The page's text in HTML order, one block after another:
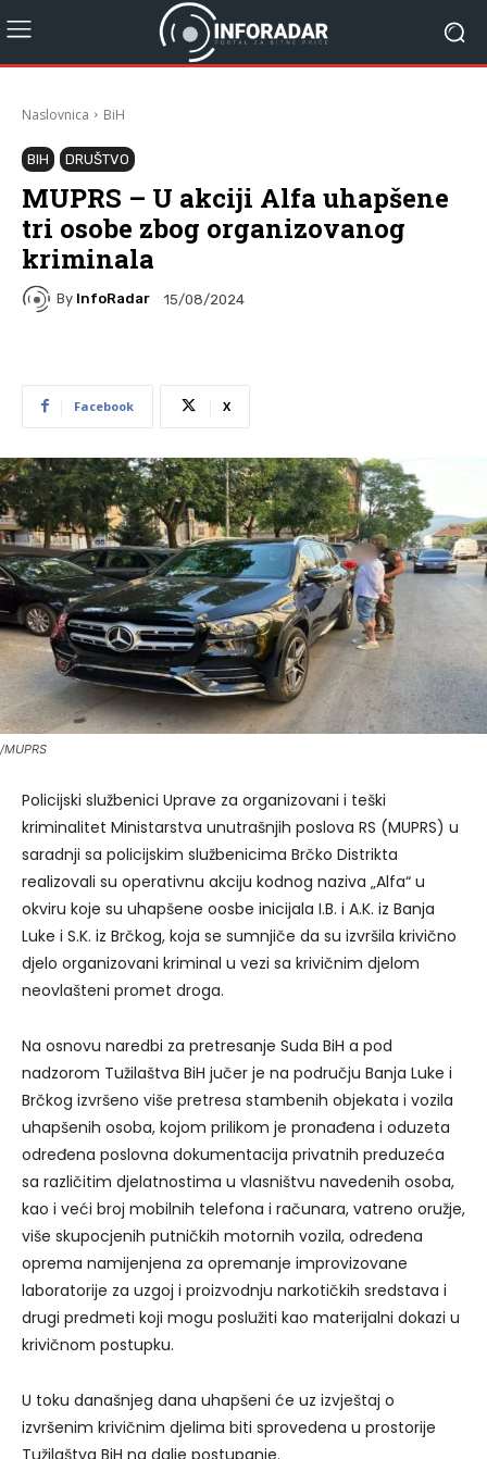
Naslovnica BiH
BIH DRUŠTVO
MUPRS – U akciji Alfa uhapšene
tri osobe zbog organizovanog
kriminala
By InfoRadar 15/08/2024
Facebook X
/MUPRS
Policijski službenici Uprave za organizovani i teški
kriminalitet Ministarstva unutrašnjih poslova RS (MUPRS) u
saradnji sa policijskim službenicima Brčko Distrikta
realizovali su operativnu akciju kodnog naziva „Alfa“ u
okviru koje su uhapšene oosbe inicijala I.B. i A.K. iz Banja
Luke i S.K. iz Brčkog, koja se sumnjiče da su izvršila krivično
djelo organizovani kriminal u vezi sa krivičnim djelom
neovlašteni promet droga.
Na osnovu naredbi za pretresanje Suda BiH a pod
nadzorom Tužilaštva BiH jučer je na području Banja Luke i
Brčkog izvršeno više pretresa stambenih objekata i vozila
uhapšenih osoba, kojom prilikom je pronađena i oduzeta
određena poslovna dokumentacija privatnih preduzeća
sa različitim djelatnostima u vlasništvu navedenih osoba,
kao i veći broj mobilnih telefona i računara, vatreno oružje,
više skupocjenih putničkih motornih vozila, određena
oprema namijenjena za opremanje improvizovane
laboratorije za uzgoj i proizvodnju narkotičkih sredstava i
drugi predmeti koji mogu poslužiti kao materijalni dokazi u
krivičnom postupku.
U toku današnjeg dana uhapšeni će uz izvještaj o
izvršenim krivičnim djelima biti sprovedena u prostorije
Tužilaštva BiH na dalje postupanje.